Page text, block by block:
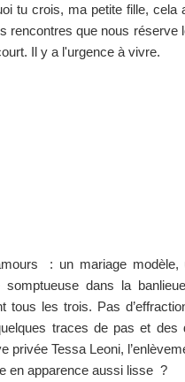
tu crois, ma petite fille, cela
rencontres que nous réserve
Il y a l'urgence à vivre.
: un mariage modèle,
dans la
tous les trois. Pas
traces de pas et des
privée Tessa Leoni,
en apparence aussi lisse ?